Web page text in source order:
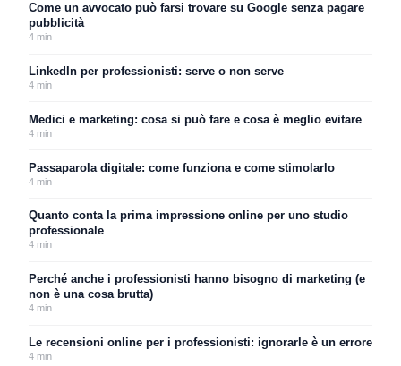
Come un avvocato può farsi trovare su Google senza pagare
pubblicità
4 min
LinkedIn per professionisti: serve o non serve
4 min
Medici e marketing: cosa si può fare e cosa è meglio evitare
4 min
Passaparola digitale: come funziona e come stimolarlo
4 min
Quanto conta la prima impressione online per uno studio
professionale
4 min
Perché anche i professionisti hanno bisogno di marketing (e
non è una cosa brutta)
4 min
Le recensioni online per i professionisti: ignorarle è un errore
4 min